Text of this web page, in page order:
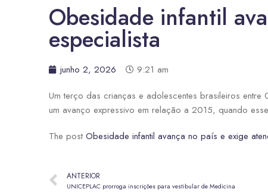
Obesidade infantil
especialista
junho 2, 2026
9:21 am
Um terço das crianças e adolescentes brasileiros
um avanço expressivo em relação a 2015, quando
The post Obesidade infantil avança no país e exige
ANTERIOR
UNICEPLAC prorroga inscrições para vestibular de Medicina